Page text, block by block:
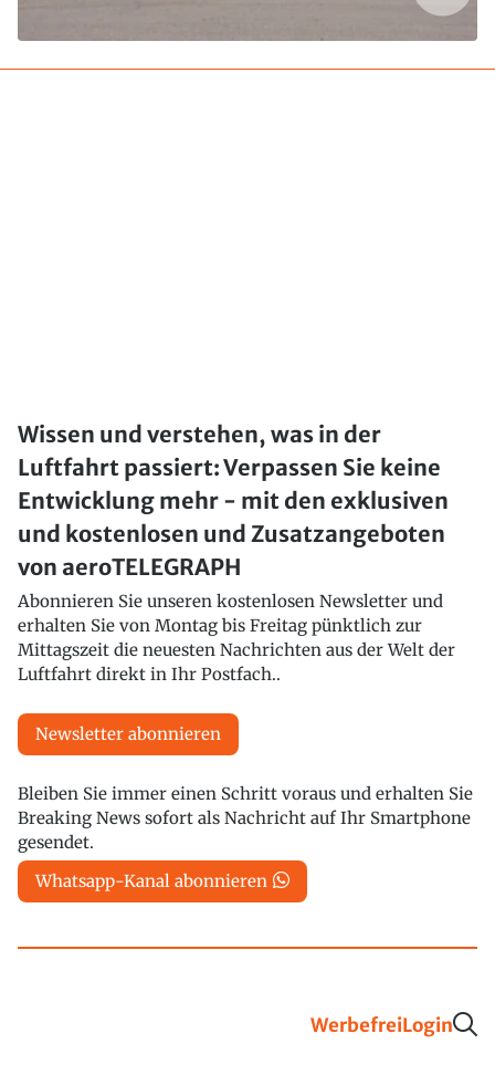
Wissen und verstehen, was in der
Luftfahrt passiert: Verpassen Sie keine
Entwicklung mehr - mit den exklusiven
und kostenlosen und Zusatzangeboten
von aeroTELEGRAPH
Abonnieren Sie unseren kostenlosen Newsletter und
erhalten Sie von Montag bis Freitag pünktlich zur
Mittagszeit die neuesten Nachrichten aus der Welt der
Luftfahrt direkt in Ihr Postfach..
Newsletter abonnieren
Bleiben Sie immer einen Schritt voraus und erhalten Sie
Breaking News sofort als Nachricht auf Ihr Smartphone
gesendet.
Whatsapp-Kanal abonnieren
WerbefreiLogin